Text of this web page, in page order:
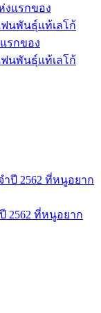
รกของ
ฟนพันธุ์แท้เลโก้
2562 ที่หนูอยาก